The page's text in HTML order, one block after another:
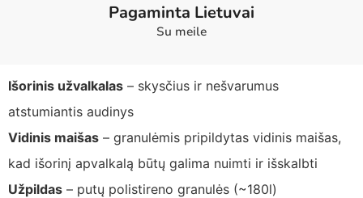
Pagaminta Lietuvai
Su meile
Išorinis užvalkalas – skysčius ir nešvarumus
atstumiantis audinys
Vidinis maišas – granulėmis pripildytas vidinis maišas,
kad išorinį apvalkalą būtų galima nuimti ir išskalbti
Užpildas – putų polistireno granulės (~180l)